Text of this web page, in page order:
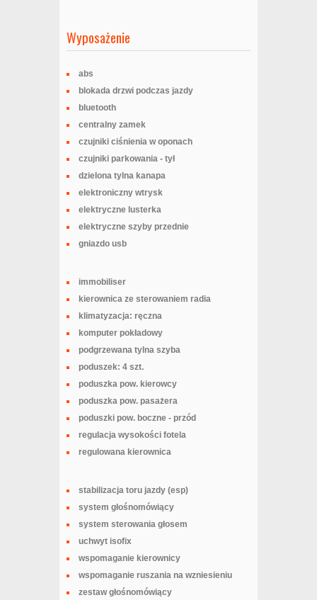
Wyposażenie
abs
blokada drzwi podczas jazdy
bluetooth
centralny zamek
czujniki ciśnienia w oponach
czujniki parkowania - tył
dzielona tylna kanapa
elektroniczny wtrysk
elektryczne lusterka
elektryczne szyby przednie
gniazdo usb
immobiliser
kierownica ze sterowaniem radia
klimatyzacja: ręczna
komputer pokładowy
podgrzewana tylna szyba
poduszek: 4 szt.
poduszka pow. kierowcy
poduszka pow. pasażera
poduszki pow. boczne - przód
regulacja wysokości fotela
regulowana kierownica
stabilizacja toru jazdy (esp)
system głośnomówiący
system sterowania głosem
uchwyt isofix
wspomaganie kierownicy
wspomaganie ruszania na wzniesieniu
zestaw głośnomówiący